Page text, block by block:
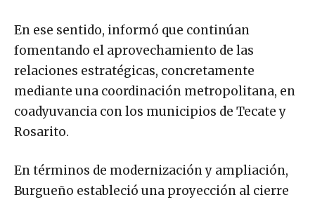
En ese sentido, informó que continúan
fomentando el aprovechamiento de las
relaciones estratégicas, concretamente
mediante una coordinación metropolitana, en
coadyuvancia con los municipios de Tecate y
Rosarito.
En términos de modernización y ampliación,
Burgueño estableció una proyección al cierre